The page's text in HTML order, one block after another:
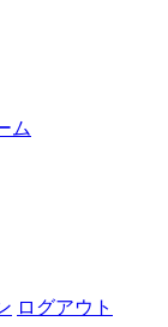
ム
ログアウト